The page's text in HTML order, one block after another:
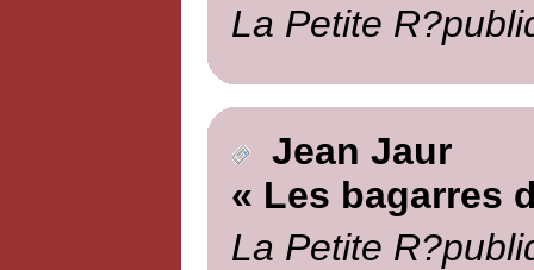
La Petite
Jean Jaur
« Les bagarres
La Petite